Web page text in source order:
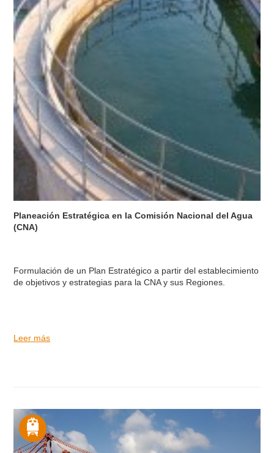
Planeación Estratégica en la Comisión Nacional del Agua
(CNA)
Formulación de un Plan Estratégico a partir del establecimiento
de objetivos y estrategias para la CNA y sus Regiones.
Leer más